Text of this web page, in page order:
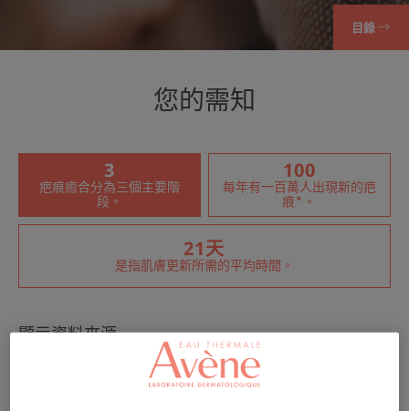
目錄
您的需知
3
疤痕癒合分為三個主要階
段。
100
每年有一百萬人出現新的疤
痕*。
21天
是指肌膚更新所需的平均時間。
顯示資料來源